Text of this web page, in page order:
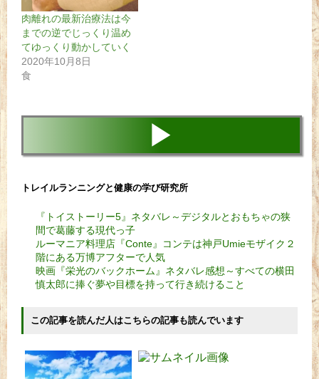
肉離れの最新治療法は今
までの逆でじっくり温め
てゆっくり動かしていく
2020年10月8日
食
▶
トレイルランニングと健康の学び研究所
『トイストーリー5』ネタバレ～デジタルとおもちゃの狭
間で葛藤する現代っ子
ルーマニア料理店『Conte』コンテは神戸Umieモザイク２
階にある万博アフターで人気
映画『栄光のバックホーム』ネタバレ感想～すべての横田
慎太郎に捧ぐ夢や目標を持って行き続けること
この記事を読んだ人はこちらの記事も読んでいます